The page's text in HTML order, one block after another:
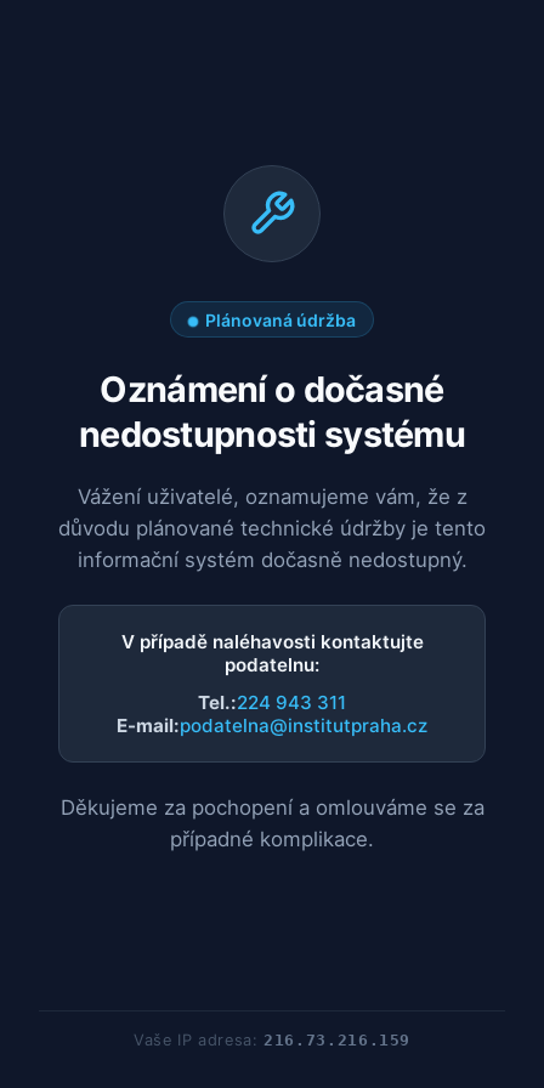
Plánovaná údržba
Oznámení o dočasné
nedostupnosti systému
Vážení uživatelé, oznamujeme vám, že z
důvodu plánované technické údržby je tento
informační systém dočasně nedostupný.
V případě naléhavosti kontaktujte
podatelnu:
Tel.:224 943 311
E-mail:podatelna@institutpraha.cz
Děkujeme za pochopení a omlouváme se za
případné komplikace.
Vaše IP adresa:216.73.216.159